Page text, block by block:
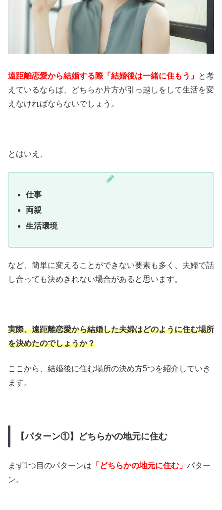
遠距離恋愛から結婚する際「結婚後は一緒に住もう」 と考
えているならば、どちらか片方が引っ越しをして生活を変
えなければならないでしょう。
とはいえ、
仕事
両親
生活環境
など、簡単に変えることができない要素も多く、夫婦で話
し合っても決めきれない場合があると思います。
実際、遠距離恋愛から結婚した夫婦はどのように住む場所
を決めたのでしょうか？
ここから、結婚後に住む場所の決め方5つを紹介していき
ます。
【パターン①】どちらかの地元に住む
まず1つ目のパターンは 「どちらかの地元に住む」 パター
ン。